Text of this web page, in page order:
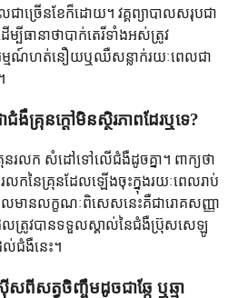
រើនខែក៏ដោយ។ វគ្គព្យាបាលសរុបជា
បីធានាថាបាក់តេរីទាំងអស់ត្រូវ
ម្មណ៍ហត់នឿយឬឈឺសន្លាក់រយៈពេលជា
រុនក្តៅមិនស្ថិរភាពដែរឬទេ?
លក សំដៅទៅលើជំងឺដូចគ្នា។ ពាក្យថា
នៃគ្រុនដែលឡើងចុះក្នុងរយៈពេលរាប់
លមានលក្ខណៈពិសេសនេះគឺជារោគសញ្ញា
ត្រូវបានទទួលស្គាល់នៃជំងឺប្រ៊ុសសេឡូ
ជំងឺនេះ។
ពីសត្វចិញ្ចឹមដូចជាឆ្កែ ឬឆ្មា